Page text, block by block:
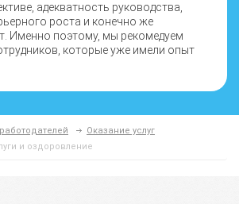
адекватность руководства,
роста и конечно же
Именно поэтому, мы рекомедуем
которые уже имели опыт
Оказание услуг
и оздоровление